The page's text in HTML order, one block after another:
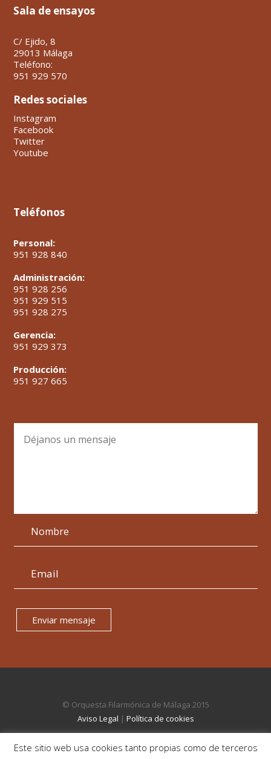
Sala de ensayos
C/ Ejido, 8
29013 Málaga
Teléfono:
951 929 570
Redes sociales
Instagram
Facebook
Twitter
Youtube
Teléfonos
Personal:
951 928 840
Administración:
951 928 256
951 929 515
951 928 275
Gerencia:
951 929 373
Producción:
951 927 665
Enviar mensaje
© Orquesta Filarmónica de Málaga 2015
Aviso Legal | Política de cookies
Este sitio web usa cookies tanto propias como de terceros